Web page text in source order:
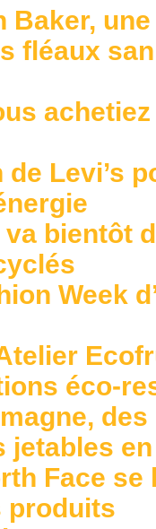
Baker,
fléaux
de Levi’s
bientôt
Week
éco-
jetables
Face se
produits